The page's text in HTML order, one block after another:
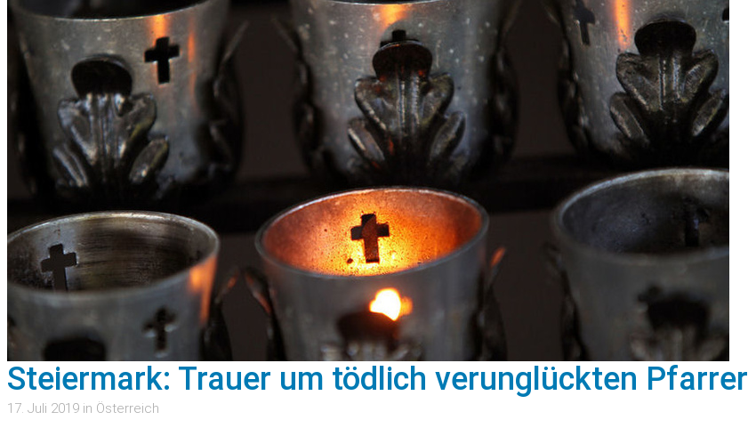
Steiermark: Trauer um tödlich verunglückten Pfarrer
17. Juli 2019 in Österreich